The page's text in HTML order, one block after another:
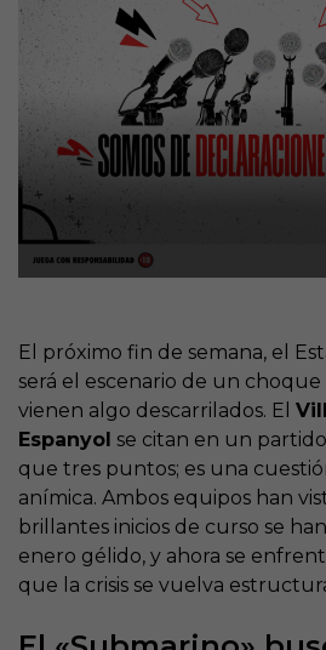
El próximo fin de semana, el
será el escenario de un
vienen algo descarrilados. El
Espanyol se citan en un
que tres puntos; es una
anímica. Ambos equipos han
brillantes inicios de curso se
enero gélido, y ahora se
que la crisis se vuelva